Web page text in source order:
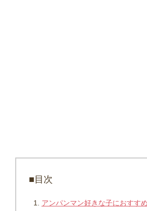
■目次
アンパンマン好きな子におすす